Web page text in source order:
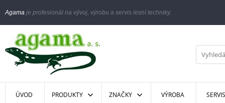
Agama je profesionál na vývoj, výrobu a servis lesní techniky.
ÚVOD PRODUKTY ZNAČKY VÝROBA SERVIS